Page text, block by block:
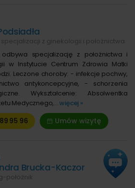
z ginekologii i położnictwa
specjalizację z położnictwa i
w Instytucie Centrum Zdrowia Matki
Leczone choroby: - infekcje pochwy,
antykoncepcyjne, - schorzenia
Wykształcenie: Absolwentka
Medycznego,...więcej »
95 96 Umów wizytę
Brucka-Kaczor
położnik